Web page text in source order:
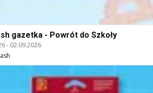
gazetka - Powrót do Szkoły
- 02.09.2026